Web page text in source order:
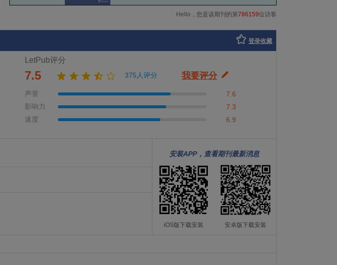
Hello，您是该期刊的第786159位访客
登录收藏
LetPub评分
7.5 375人评分 我要评分
声誉
7.6
影响力
7.3
速度
6.9
安装APP，查看期刊最新消息
iOS版下载安装 安卓版下载安装